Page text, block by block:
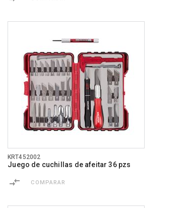
KRT452002
Juego de cuchillas de afeitar 36 pzs
COMPARAR